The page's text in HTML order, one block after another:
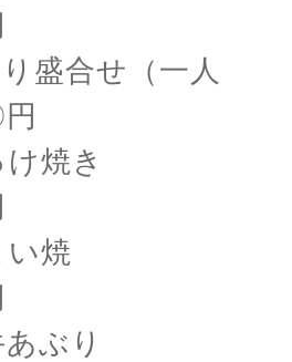
盛合せ（一人
焼き
まい焼
牛あぶり